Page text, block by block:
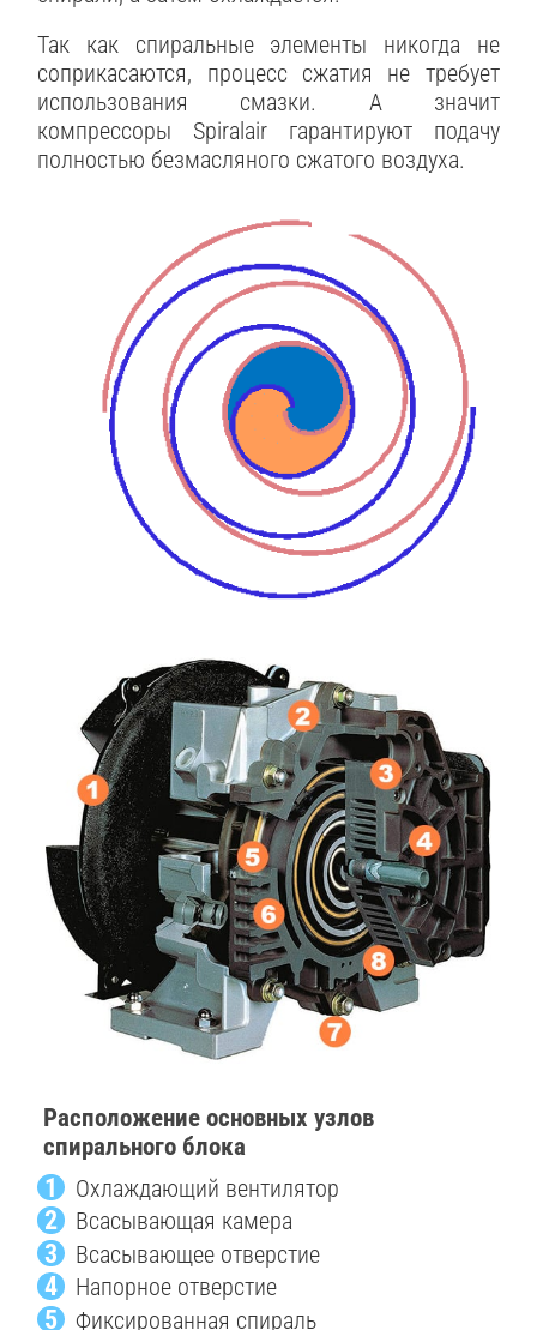
Так как спиральные элементы никогда не
соприкасаются, процесс сжатия не требует
использования смазки. А значит
компрессоры Spiralair гарантируют подачу
полностью безмасляного сжатого воздуха.
Расположение основных узлов
спирального блока
1 Охлаждающий вентилятор
2 Всасывающая камера
3 Всасывающее отверстие
4 Напорное отверстие
5 Фиксированная спираль